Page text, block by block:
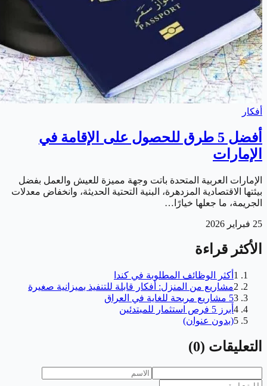
أفكار
أفضل 5 طرق للحصول على الإقامة في
الإمارات
الإمارات العربية المتحدة باتت وجهة مميزة للعيش والعمل بفضل
بيئتها الاقتصادية المزدهرة، البنية التحتية الحديثة، وانخفاض معدلات
الجريمة، ما جعلها خيارًا…
25 فبراير 2026
الأكثر قراءة
1 أكثر الوظائف المطلوبة في كندا
2مشاريع من المنزل: أفكار قابلة للتنفيذ بميزانية صغيرة
35 مشاريع مربحة للغاية في العراق
4 أبرز 5 فرص استثمار للمبتدئين
5(بدون عنوان)
التعليقات (
0
)